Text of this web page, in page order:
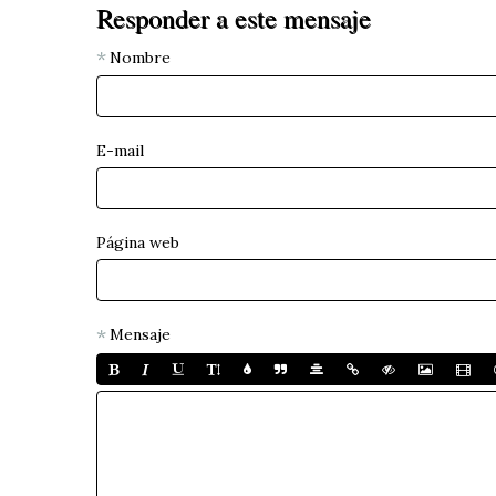
Responder a este mensaje
Nombre
E-mail
Página web
Mensaje